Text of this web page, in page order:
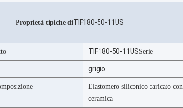
Proprietà tipiche diTIF180-50-11US
TIF180-50-11USSerie
grigio
Elastomero siliconico caricato con
ceramica